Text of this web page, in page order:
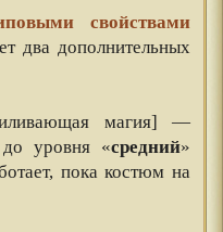
свойствами
два дополнительных
магия] —
уровня «средний»
пока костюм на